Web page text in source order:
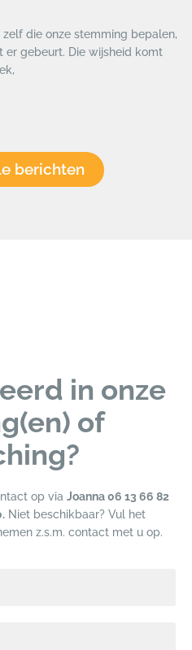
die onze stemming bepalen,
er gebeurt. Die wijsheid komt
berichten
in onze
of
op via Joanna 06 13 66 82
Niet beschikbaar? Vul het
z.s.m. contact met u op.